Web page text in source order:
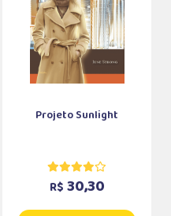
Projeto Sunlight
R$ 30,30